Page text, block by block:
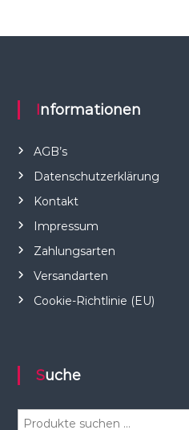
Informationen
AGB’s
Datenschutzerklärung
Kontakt
Impressum
Zahlungsarten
Versandarten
Cookie-Richtlinie (EU)
Suche